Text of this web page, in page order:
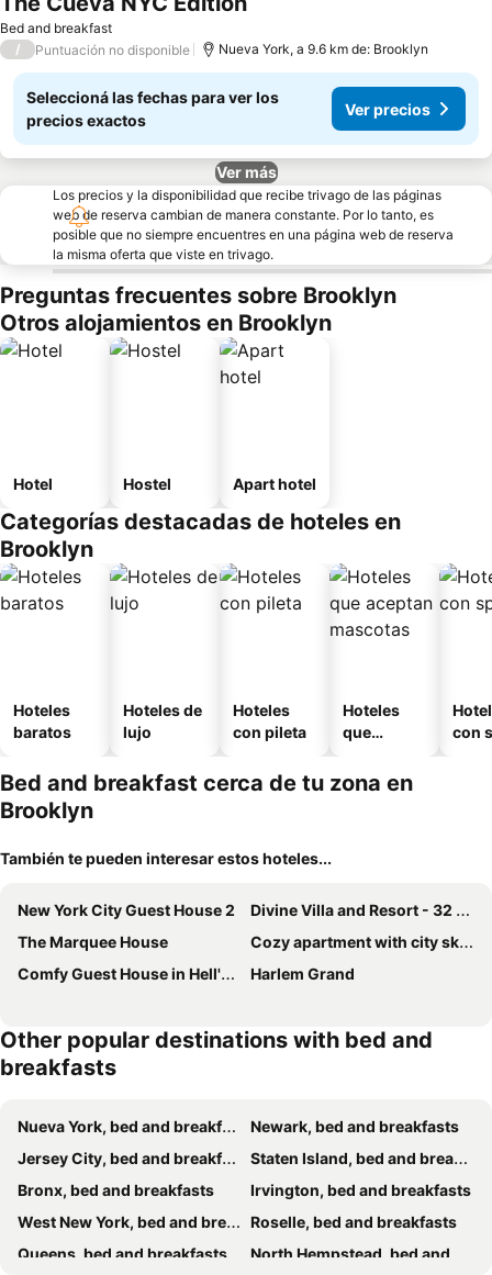
Bed and breakfast
/ Puntuación no disponible Nueva York, a 9.6 km de: Brooklyn
Seleccioná las fechas para ver los
precios exactos
Ver precios
Ver más
Los precios y la disponibilidad que recibe trivago de las páginas
web de reserva cambian de manera constante. Por lo tanto, es
posible que no siempre encuentres en una página web de reserva
la misma oferta que viste en trivago.
Preguntas frecuentes sobre Brooklyn
Otros alojamientos en Brooklyn
Hotel Hostel Apart hotel
Categorías destacadas de hoteles en
Brooklyn
Hoteles
baratos
Hoteles de
lujo
Hoteles
con pileta
Hoteles
que
mascotas
con
Bed and breakfast cerca de tu zona en
Brooklyn
También te pueden interesar estos hoteles...
New York City Guest House 2
Divine Villa and Resort - 32 Evergreen
The Marquee House
Cozy apartment with city skyline. Easy commute midtown Manhattan.
Comfy Guest House in Hell's Kitchen
Harlem Grand
Other popular destinations with bed and
breakfasts
Nueva York, bed and breakfasts
Newark, bed and breakfasts
Jersey City, bed and breakfasts
Staten Island, bed and breakfasts
Bronx, bed and breakfasts
Irvington, bed and breakfasts
West New York, bed and breakfasts
Roselle, bed and breakfasts
Queens, bed and breakfasts
North Hempstead, bed and breakfasts